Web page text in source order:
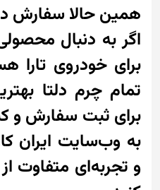
همین حالا سفارش
اگر به دنبال
برای خودروی تارا
تمام چرم دلتا
برای ثبت سفارش و
به وب‌سایت ایران
و تجربه‌ای متفاوت از